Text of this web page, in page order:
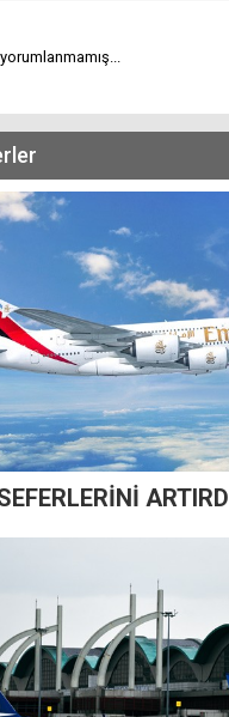
ARTIRDI